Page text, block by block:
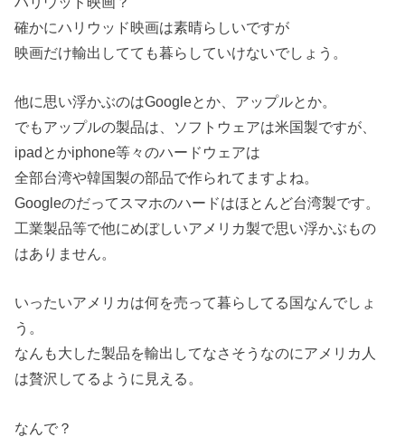
確かにハリウッド映画は素晴らしいですが
映画だけ輸出してても暮らしていけないでしょう。
他に思い浮かぶのはGoogleとか、アップルとか。
でもアップルの製品は、ソフトウェアは米国製ですが、
ipadとかiphone等々のハードウェアは
全部台湾や韓国製の部品で作られてますよね。
Googleのだってスマホのハードはほとんど台湾製です。
工業製品等で他にめぼしいアメリカ製で思い浮かぶもの
はありません。
いったいアメリカは何を売って暮らしてる国なんでしょ
う。
なんも大した製品を輸出してなさそうなのにアメリカ人
は贅沢してるように見える。
なんで？